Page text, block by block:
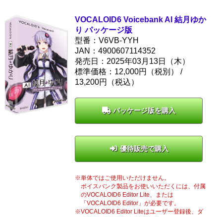
VOCALOID6 Voicebank AI 結月ゆか
り パッケージ版
型番：V6VB-YYH
JAN：4900607114352
発売日：2025年03月13日（木）
標準価格：12,000円（税別） /
13,200円（税込）
パッケージ版を購入
優待販売で購入
単体ではご使用いただけません。
ボイスバンク製品をお使いいただくには、付属
のVOCALOID6 Editor Lite、または
「VOCALOID6 Editor」が必要です。
VOCALOID6 Editor Liteはユーザー登録後、ダ